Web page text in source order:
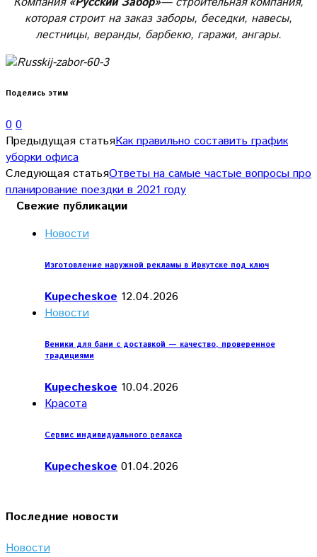
которая строит на заказ заборы, беседки, навесы,
лестницы, веранды, барбекю, гаражи, ангары.
Поделись этим
0 0
Предыдущая статьяКак правильно составить график
уборки офиса
Следующая статьяОтветы на самые частые вопросы про
планирование поездки в 2021 году
Свежие публикации
Новости
Изготовление наружной рекламы в Иркутске под ключ
Kupecheskoe 12.04.2026
Новости
Веники для бани с доставкой — качество, проверенное
традициями
Kupecheskoe 10.04.2026
Красота
Сервис индивидуального релакса
Kupecheskoe 01.04.2026
Последние новости
Новости